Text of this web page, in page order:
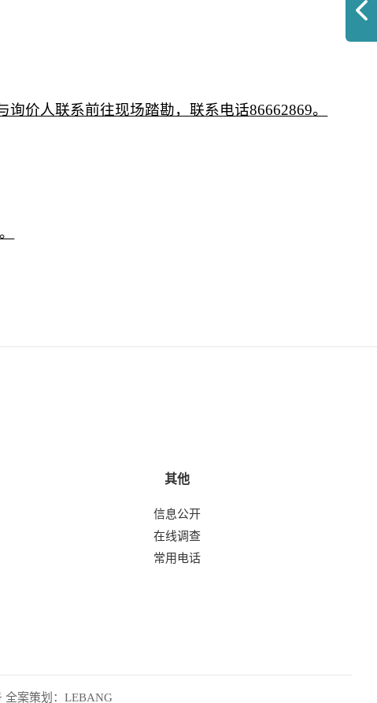
询价人联系前往现场踏勘，联系电话86662869。
。
其他
信息公开
在线调查
常用电话
全案策划： LEBANG